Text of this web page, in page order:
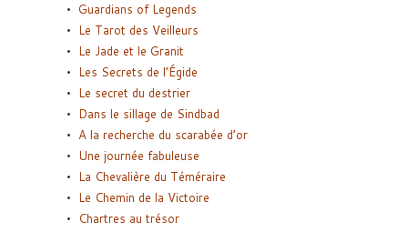
Guardians of Legends
Le Tarot des Veilleurs
Le Jade et le Granit
Les Secrets de l’Égide
Le secret du destrier
Dans le sillage de Sindbad
A la recherche du scarabée d’or
Une journée fabuleuse
La Chevalière du Téméraire
Le Chemin de la Victoire
Chartres au trésor